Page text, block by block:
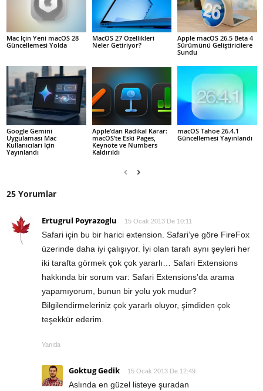
Mac İçin Yeni macOS 28
Güncellemesi Yolda
MacOS 27 Özellikleri
Neler Getiriyor?
Apple macOS 26.5 Beta 4
Sürümünü Geliştiricilere
Sundu
Google Gemini
Uygulaması Mac
Kullanıcıları İçin
Yayınlandı
Apple’dan Radikal Karar:
macOS’te Eski Pages,
Keynote ve Numbers
Kaldırıldı
macOS Tahoe 26.4.1
Güncellemesi Yayınlandı
25 Yorumlar
Ertugrul Poyrazoglu 15 Ocak 2013 De 10:11
Safari için bu bir harici extension. Safari’ye göre FireFox
üzerinde daha iyi çalışıyor. İyi olan tarafı aynı şeyleri her
iki tarafta görmek çok çok yararlı… Safari Extensions
hakkında bir sorum var: Safari Extensions’da arama
yapamıyorum, bunun bir yolu yok mudur?
Bilgilendirmeleriniz çok yararlı oluyor, şimdiden çok
teşekkür ederim.
Yanıtla
Goktug Gedik 15 Ocak 2013 De 12:49
Aslında en güzel listeye şuradan